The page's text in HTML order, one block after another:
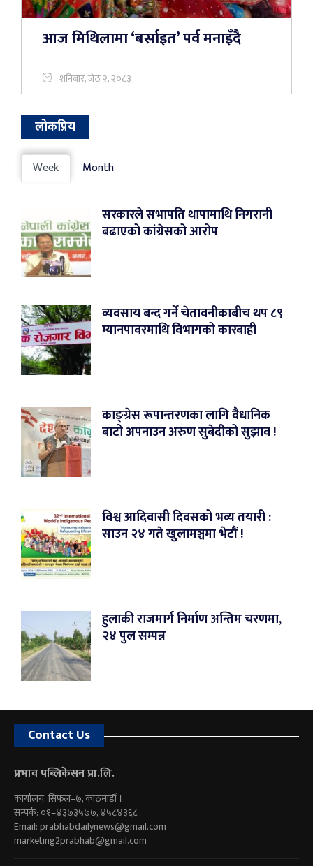
आज मिथिलामा ‘बर्साइत’ पर्व मनाइँदै
शनिबार, जेठ २, २०८३
लोकप्रिय
Week Month
सरकारले सभापति थापामाथि निगरानी
बढाएको कांग्रेसको आरोप
व्यवसाय बन्द गर्ने चेतावनीकाबीच थप ८९
म्यानपावरमाथि विभागको कारबाही
काङ्ग्रेस रूपान्तरणका लागि वैधानिक
बाटो अपनाउन अरुण सुबेदीको सुझाव !
विश्व आदिवासी दिवसको भव्य तयारी :
साउन २४ गते खुलामञ्चमा भेटौं !
हुलाकी राजमार्ग निर्माण अन्तिम चरणमा,
२४ पुल सम्पन्न
Contact Us
प्रभाव पब्लिकेसन प्रा.लि.
कार्यालय: सिफल–७, काठमाडौं ।
सम्पर्क: ०१–४३७३५७७, ४५८४३६८
Email:prabhabdailynews@gmail.com
marketing2prabhab@gmail.com